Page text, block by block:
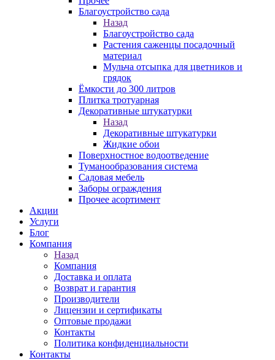
Благоустройство сада
Назад
Благоустройство сада
Растения саженцы посадочный
материал
Мульча отсыпка для цветников и
грядок
Ёмкости до 300 литров
Плитка тротуарная
Декоративные штукатурки
Назад
Декоративные штукатурки
Жидкие обои
Поверхностное водоотведение
Туманообразования система
Садовая мебель
Заборы ограждения
Прочее асортимент
Акции
Услуги
Блог
Компания
Назад
Компания
Доставка и оплата
Возврат и гарантия
Производители
Лицензии и сертификаты
Оптовые продажи
Контакты
Политика конфиденциальности
Контакты